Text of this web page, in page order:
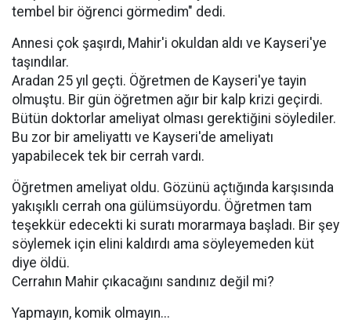
tembel bir öğrenci görmedim" dedi.
Annesi çok şaşırdı, Mahir'i okuldan aldı ve Kayseri'ye
taşındılar.
Aradan 25 yıl geçti. Öğretmen de Kayseri'ye tayin
olmuştu. Bir gün öğretmen ağır bir kalp krizi geçirdi.
Bütün doktorlar ameliyat olması gerektiğini söylediler.
Bu zor bir ameliyattı ve Kayseri'de ameliyatı
yapabilecek tek bir cerrah vardı.
Öğretmen ameliyat oldu. Gözünü açtığında karşısında
yakışıklı cerrah ona gülümsüyordu. Öğretmen tam
teşekkür edecekti ki suratı morarmaya başladı. Bir şey
söylemek için elini kaldırdı ama söyleyemeden küt
diye öldü.
Cerrahın Mahir çıkacağını sandınız değil mi?
Yapmayın, komik olmayın...